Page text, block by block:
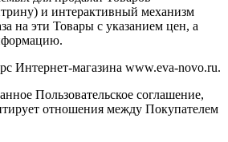
и интерактивный механизм
на эти Товары с указанием цен, а
Интернет-магазина www.eva-novo.ru.
Пользовательское соглашение,
отношения между Покупателем